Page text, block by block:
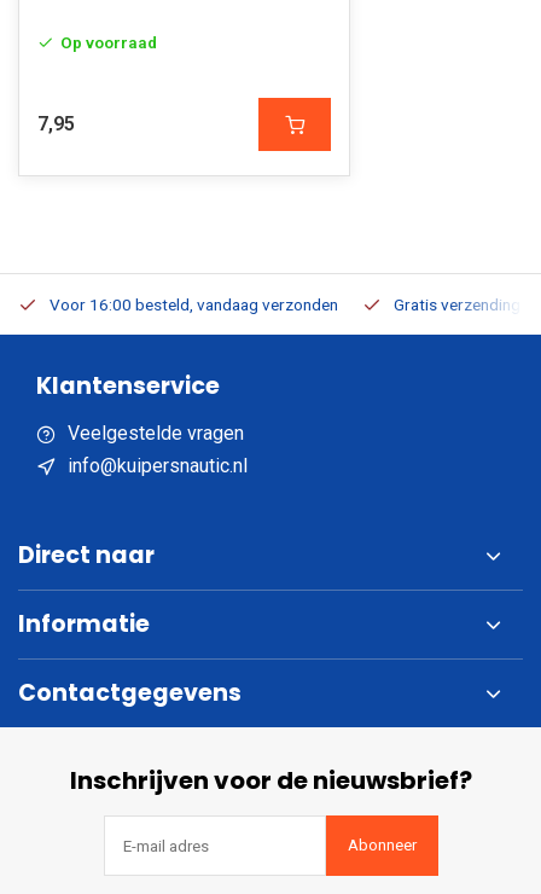
Op voorraad
7,95
Voor 16:00 besteld, vandaag verzonden Gratis verzending
Klantenservice
Veelgestelde vragen
info@kuipersnautic.nl
Direct naar
Informatie
Contactgegevens
Inschrijven voor de nieuwsbrief?
Abonneer